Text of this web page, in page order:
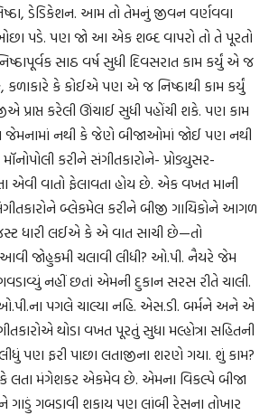
ડેડિકેશન. આમ તો તેમનું જીવન વર્ણવવા
પડે. પણ જો આ એક શબ્દ વાપરો તો તે પૂરતો
સાઠ વર્ષ સુધી દિવસરાત કામ કર્યું એ જ
કળાકારે કે કોઈએ પણ એ જ નિષ્ઠાથી કામ કર્યું
પ્રાપ્ત કરેલી ઊંચાઈ સુધી પહોંચી શકે. પણ કામ
જેમનામાં નથી કે જેણે બીજાઓમાં જોઈ પણ નથી
કરીને સંગીતકારોને- પ્રોડ્યુસર-
એવી વાતો ફેલાવતા હોય છે. એક વખત માની
બ્લેકમેલ કરીને બીજી ગાયિકોને આગળ
ધારી લઈએ કે એ વાત સાચી છે—તો
જોહુકમી ચલાવી લીધી? ઓ.પી. નૈયરે જેમ
નહીં છતાં એમની દુકાન સરસ રીતે ચાલી.
પગલે ચાલ્યા નહિ. એસ.ડી. બર્મને અને એ
થોડા વખત પૂરતું સુધા મલ્હોત્રા સહિતની
પણ ફરી પાછા લતાજીના શરણે ગયા. શું કામ?
લતા મંગેશકર એકમેવ છે. એમના વિકલ્પે બીજા
ગાડું ગબડાવી શકાય પણ લાંબી રેસના તોખાર